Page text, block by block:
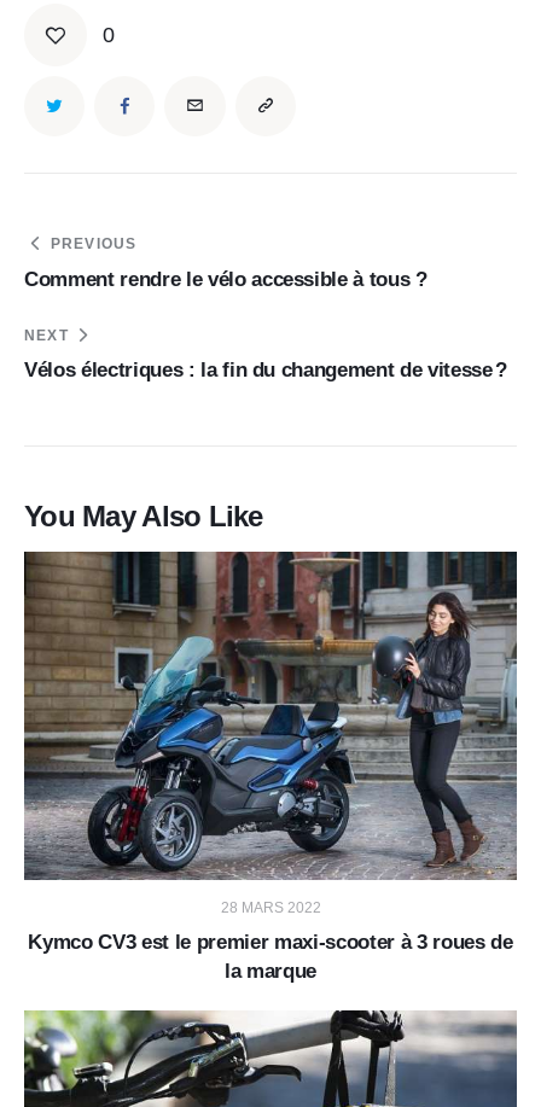
0
Navigation
de
l’article
PREVIOUS
Comment rendre le vélo accessible à tous ?
NEXT
Vélos électriques : la fin du changement de vitesse ?
You May Also Like
28 MARS 2022
Kymco CV3 est le premier maxi-scooter à 3 roues de
la marque